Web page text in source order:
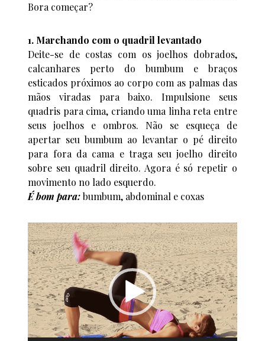
Bora começar?
1. Marchando com o quadril levantado
Deite-se de costas com os joelhos dobrados,
calcanhares perto do bumbum e braços
esticados próximos ao corpo com as palmas das
mãos viradas para baixo. Impulsione seus
quadris para cima, criando uma linha reta entre
seus joelhos e ombros. Não se esqueça de
apertar seu bumbum ao levantar o pé direito
para fora da cama e traga seu joelho direito
sobre seu quadril direito. Agora é só repetir o
movimento no lado esquerdo.
É bom para:bumbum, abdominal e coxas
Tocador
de
vídeo